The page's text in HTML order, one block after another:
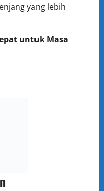
yang lebih
untuk Masa